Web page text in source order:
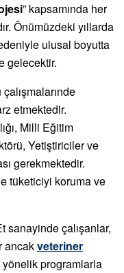
” kapsamında her
Önümüzdeki yıllarda
ulusal boyutta
gelecektir.
etmektedir.
Milli Eğitim
Yetiştiriciler ve
gerekmektedir.
tüketiciyi koruma ve
sanayinde çalışanlar,
ancakveteriner
programlarla